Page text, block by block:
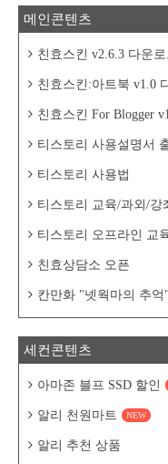
메인콘텐츠
친효스킨 v2.6.3 다운로
친효스킨:아트북 v1.0
친효스킨 For Blogger
티스토리 사용설명서
티스토리 사용법
티스토리 교육/과외/강
티스토리 오프라인 교
친효상담소 오픈
칸만화 "넷웍마의 추억"
세컨콘텐츠
아마존 블프 SSD 할인
알리 천원마트 NEW
알리 추천 상품